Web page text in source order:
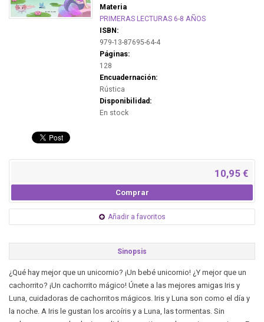
Materia
PRIMERAS LECTURAS 6-8 AÑOS
ISBN:
979-13-87695-64-4
Páginas:
128
Encuadernación:
Rústica
Disponibilidad:
En stock
10,95 €
Comprar
Añadir a favoritos
Sinopsis
¿Qué hay mejor que un unicornio? ¡Un bebé unicornio! ¿Y mejor que un
cachorrito? ¡Un cachorrito mágico! Únete a las mejores amigas Iris y
Luna, cuidadoras de cachorritos mágicos. Iris y Luna son como el día y
la noche. A Iris le gustan los arcoíris y a Luna, las tormentas. Sin